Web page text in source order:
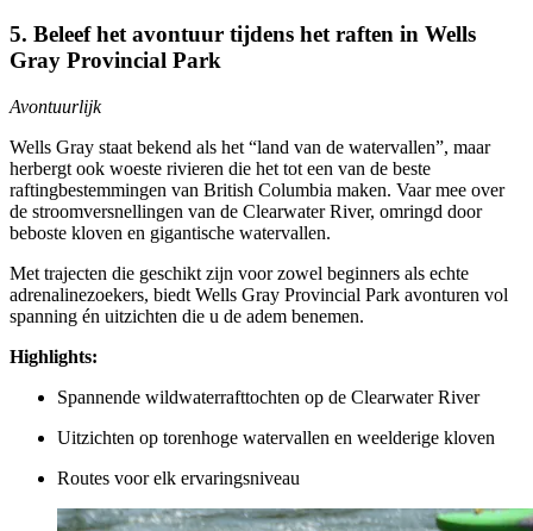
5. Beleef het avontuur tijdens het raften in Wells
Gray Provincial Park
Avontuurlijk
Wells Gray staat bekend als het “land van de watervallen”, maar
herbergt ook woeste rivieren die het tot een van de beste
raftingbestemmingen van British Columbia maken. Vaar mee over
de stroomversnellingen van de Clearwater River, omringd door
beboste kloven en gigantische watervallen.
Met trajecten die geschikt zijn voor zowel beginners als echte
adrenalinezoekers, biedt Wells Gray Provincial Park avonturen vol
spanning én uitzichten die u de adem benemen.
Highlights:
Spannende wildwaterrafttochten op de Clearwater River
Uitzichten op torenhoge watervallen en weelderige kloven
Routes voor elk ervaringsniveau